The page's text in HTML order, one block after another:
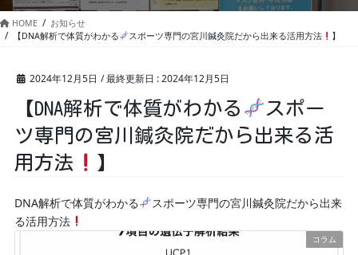
動 HOME
お知らせ
【DNA解析で体質がわかる
スポーツ専門の宮川鍼灸院だから出来る活用方法 】
2024年12月5日 / 最終更新日 :2024年12月5日
【DNA解析で体質がわかる
スポー
ツ専門の宮川鍼灸院だから出来る活
用方法
】
DNA解析で体質がわかる
スポーツ専門の宮川鍼灸院だから出来
る活用方法
コラム